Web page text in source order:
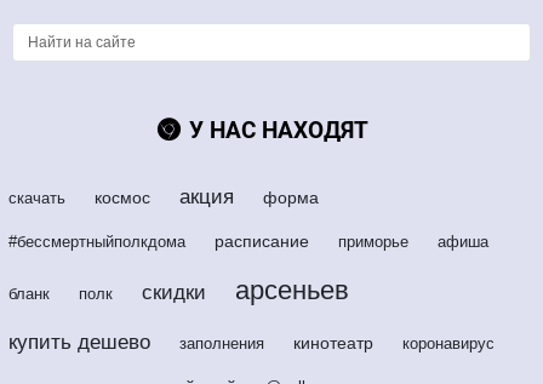
У НАС НАХОДЯТ
скачать космос акция форма
#бессмертныйполкдома расписание приморье афиша
бланк полк скидки арсеньев
купить дешево заполнения кинотеатр коронавирус